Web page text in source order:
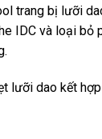
trang bị lưỡi
IDC và loại
lưỡi dao kết